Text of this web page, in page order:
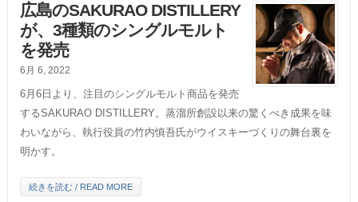
広島のSAKURAO DISTILLERY
が、3種類のシングルモルト
を発売
6月 6, 2022
6月6日より、注目のシングルモルト商品を発売
するSAKURAO DISTILLERY。蒸溜所創設以来の驚くべき成果を味
わいながら、執行役員の竹内慎吾氏がウイスキーづくりの舞台裏を
明かす。
続きを読む / READ MORE